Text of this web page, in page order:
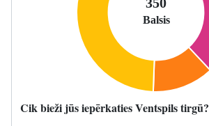
Cik bieži jūs iepērkaties Ventspils tirgū?